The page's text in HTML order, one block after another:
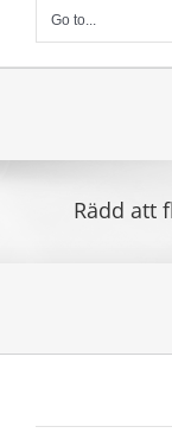
Go to...
Rädd att